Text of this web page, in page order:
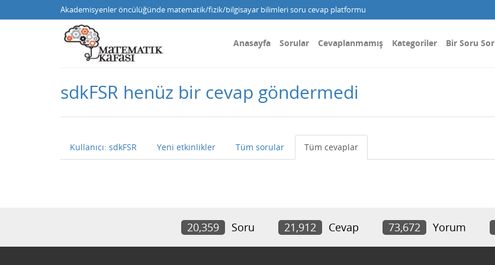
Akademisyenler öncülüğünde matematik/fizik/bilgisayar bilimleri soru cevap platformu
Anasayfa Sorular Cevaplanmamış Kategoriler Bir Soru Sor
sdkFSR henüz bir cevap göndermedi
Kullanıcı: sdkFSR Yeni etkinlikler Tüm sorular Tüm cevaplar
20,359 Soru 21,912 Cevap 73,672 Yorum